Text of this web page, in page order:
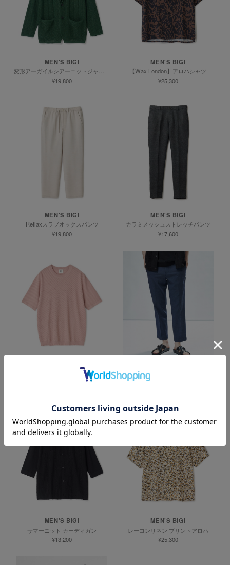
MEN'S BIGI
変形アーガイルシアーニットジャケット
¥19,800
MEN'S BIGI
【Wax London】アロハシャツ
¥25,300
MEN'S BIGI
Reflaxスラブオックスパンツ
¥19,800
MEN'S BIGI
カラミメッシュストレッチパンツ
¥17,600
ジャガード クルーネックTシャツ
MEN'S BIGI
サマーニット カーディガン
¥13,200
MEN'S BIGI
レーヨンリネン プリントアロハ
¥25,300